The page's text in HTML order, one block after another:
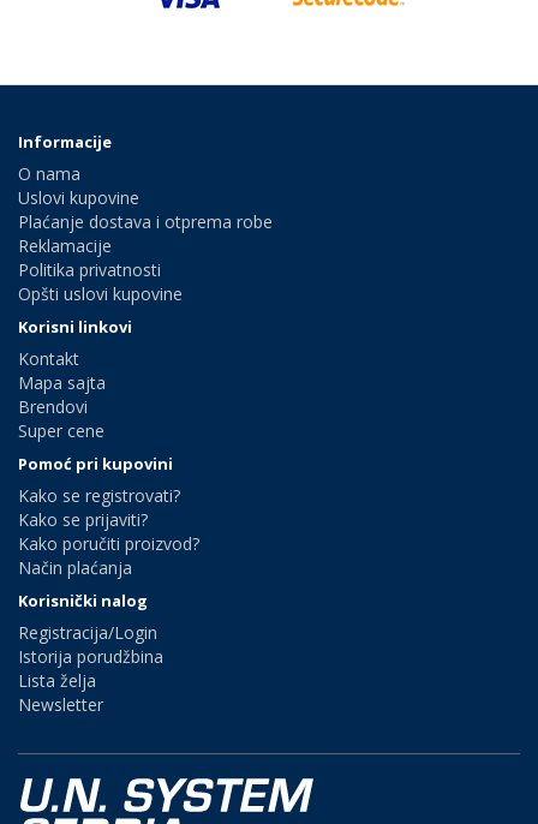
Informacije
O nama
Uslovi kupovine
Plaćanje dostava i otprema robe
Reklamacije
Politika privatnosti
Opšti uslovi kupovine
Korisni linkovi
Kontakt
Mapa sajta
Brendovi
Super cene
Pomoć pri kupovini
Kako se registrovati?
Kako se prijaviti?
Kako poručiti proizvod?
Način plaćanja
Korisnički nalog
Registracija/Login
Istorija porudžbina
Lista želja
Newsletter